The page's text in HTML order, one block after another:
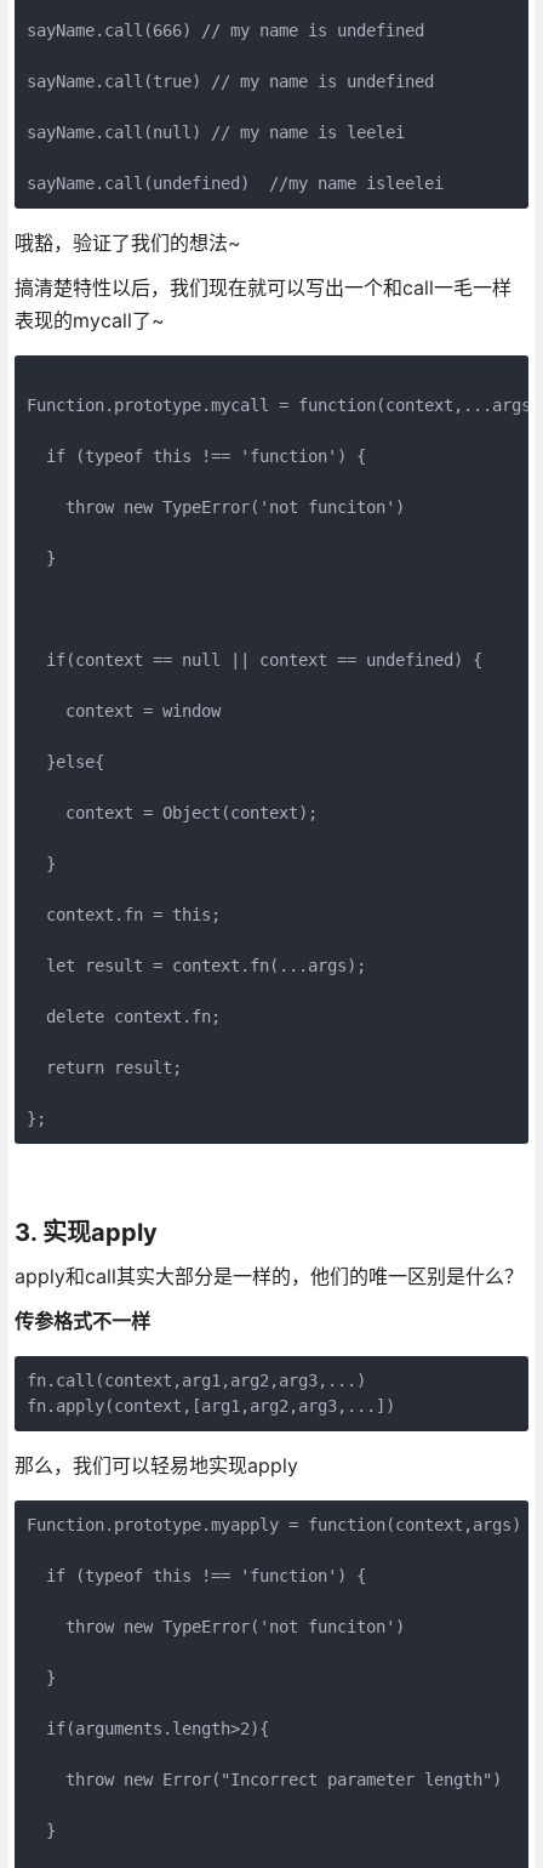
sayName.call(666) // my name is undefined
sayName.call(true) // my name is undefined
sayName.call(null) // my name is leelei
哦豁，验证了我们的想法~
搞清楚特性以后，我们现在就可以写出一个和call一毛一样
表现的mycall了~
Function.prototype.mycall =
if (typeof this !== 'function') {
throw new TypeError('not funciton')
}
if(context == null || context == undefined) {
context = window
}else{
context = Object(context);
}
context.fn = this;
let result = context.fn(...args);
delete context.fn;
return result;
};
3. 实现apply
apply和call其实大部分是一样的，他们的唯一区别是什么？
传参格式不一样
fn.call(context,arg1,arg2,arg3,...)
那么，我们可以轻易地实现apply
Function.prototype.myapply = function(context,args) {
if (typeof this !== 'function') {
throw new TypeError('not funciton')
}
if(arguments.length>2){
throw new Error("Incorrect parameter length")
}